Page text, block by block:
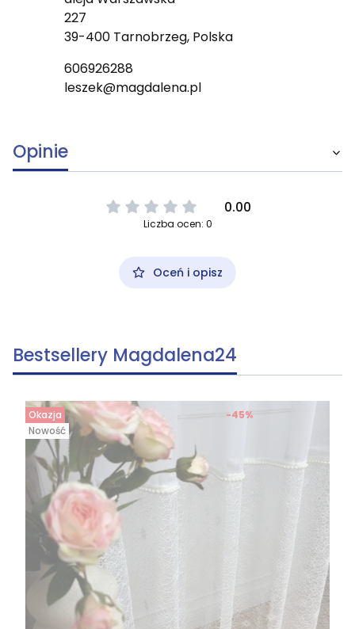
227
39-400 Tarnobrzeg, Polska
606926288
leszek@magdalena.pl
Opinie
0.00
Liczba ocen: 0
Oceń i opisz
Bestsellery Magdalena24
Okazja
Nowość
-45%